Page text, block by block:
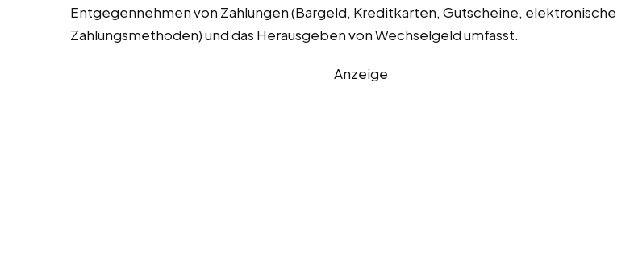
Entgegennehmen von Zahlungen (Bargeld, Kreditkarten, Gutscheine, elektronische
Zahlungsmethoden) und das Herausgeben von Wechselgeld umfasst.
Anzeige